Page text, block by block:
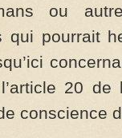
ou
qui pourrait
20 de
conscience